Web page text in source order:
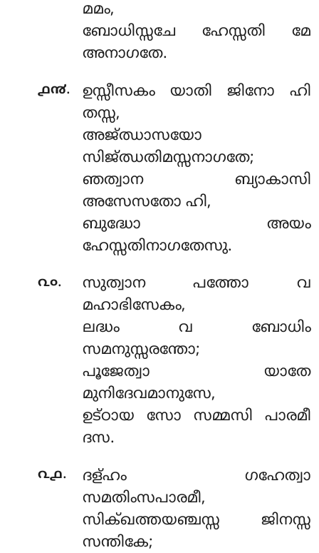
മമം,
ബോധിസ്സചേ ഹേസ്സതി മേ
അനാഗതേ.
൧൯.
ഉസ്സീസകം യാതി ജിനോ ഹി
തസ്സ,
അജ്ഝാസയോ
സിജ്ഝതിമസ്സനാഗതേ;
ഞത്വാന ബ്യാകാസി
അസേസതോ ഹി,
ബുദ്ധോ അയം
ഹേസ്സതിനാഗതേസു.
൨൦.
സുത്വാന പത്തോ വ
മഹാഭിസേകം,
ലദ്ധം വ ബോധിം
സമനുസ്സരന്തോ;
പൂജേത്വാ യാതേ
മുനിദേവമാനുസേ,
ഉട്ഠായ സോ സമ്മസി പാരമീ
ദസ.
൨൧.
ദള്ഹം ഗഹേത്വാ
സമതിംസപാരമീ,
സിക്ഖത്തയഞ്ചസ്സ ജിനസ്സ
സന്തികേ;